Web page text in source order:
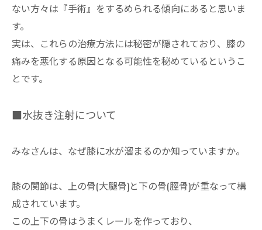
ない方々は『手術』をするめられる傾向にあると思いま
す。
実は、これらの治療方法には秘密が隠されており、膝の
痛みを悪化する原因となる可能性を秘めているというこ
とです。
■水抜き注射について
みなさんは、なぜ膝に水が溜まるのか知っていますか。
膝の関節は、上の骨(大腿骨)と下の骨(脛骨)が重なって構
成されています。
この上下の骨はうまくレールを作っており、